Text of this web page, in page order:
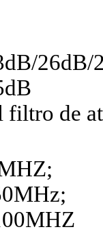
26dB/
filtro de